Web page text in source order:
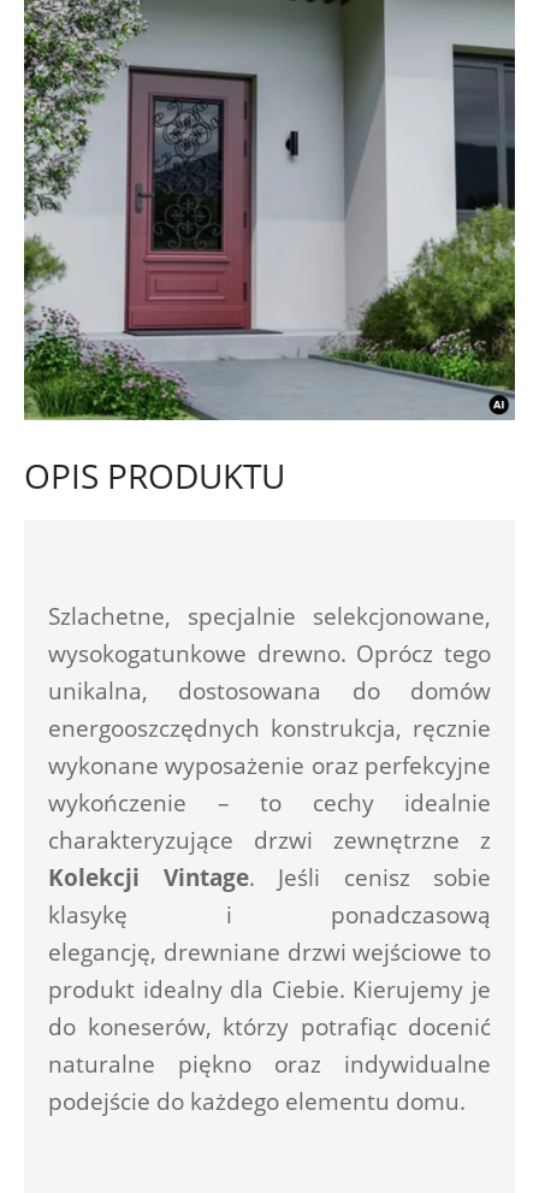
OPIS PRODUKTU
Szlachetne, specjalnie selekcjonowane,
wysokogatunkowe drewno. Oprócz tego
unikalna, dostosowana do domów
energooszczędnych konstrukcja, ręcznie
wykonane wyposażenie oraz perfekcyjne
wykończenie – to cechy idealnie
Kolekcji Vintage. Jeśli cenisz sobie
klasykę i ponadczasową
elegancję, drewniane drzwi wejściowe to
produkt idealny dla Ciebie. Kierujemy je
do koneserów, którzy potrafiąc docenić
naturalne piękno oraz indywidualne
podejście do każdego elementu domu.